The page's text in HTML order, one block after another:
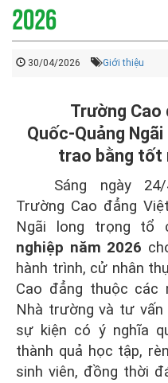
2026
30/04/2026 Giới thiệu
Trường Cao
Quốc-Quảng
trao bằng tốt
Sáng ngày
Trường Cao đẳng
Ngãi long trọng tổ
nghiệp năm 2026
hành trình, cử nhân
Cao đẳng thuộc các
Nhà trường và tư vấn
sự kiện có ý nghĩa
thành quả học tập,
sinh viên, đồng thời